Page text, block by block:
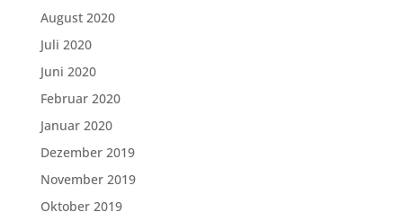
August 2020
Juli 2020
Juni 2020
Februar 2020
Januar 2020
Dezember 2019
November 2019
Oktober 2019